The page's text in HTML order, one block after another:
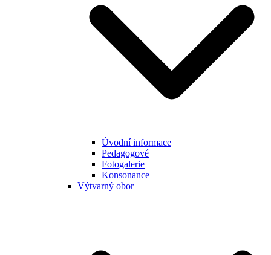
Úvodní informace
Pedagogové
Fotogalerie
Konsonance
Výtvarný obor